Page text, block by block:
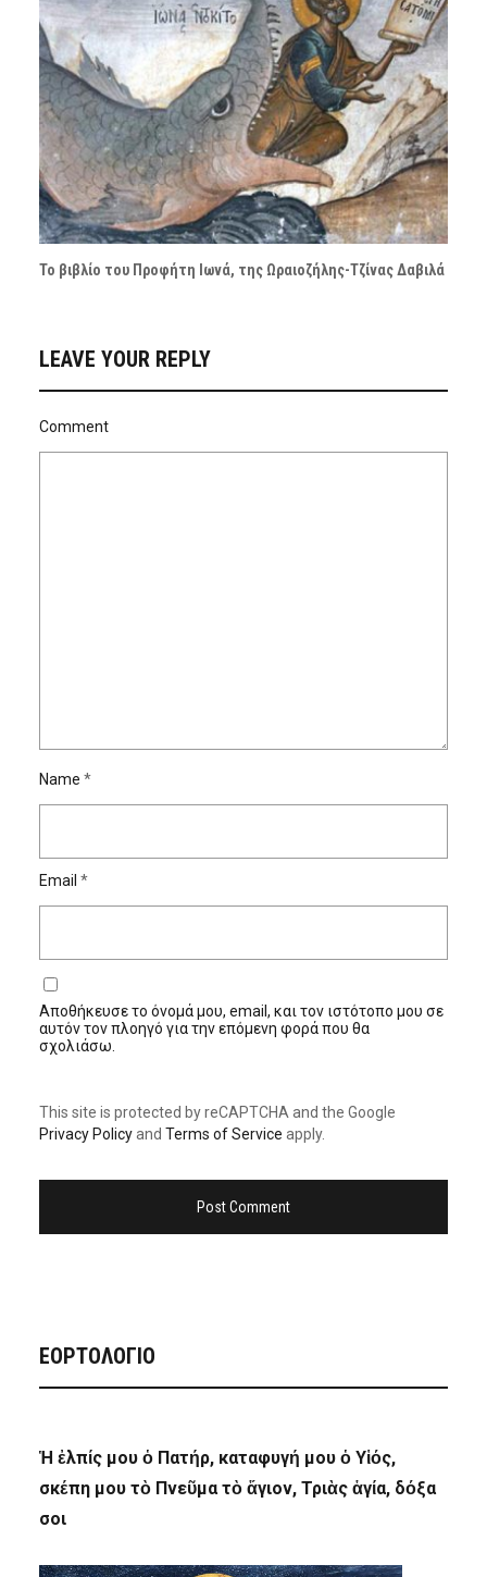
Το βιβλίο του Προφήτη Ιωνά, της Ωραιοζήλης-Τζίνας Δαβιλά
LEAVE YOUR REPLY
Comment
Name *
Email *
Αποθήκευσε το όνομά μου, email, και τον ιστότοπο μου σε
αυτόν τον πλοηγό για την επόμενη φορά που θα
σχολιάσω.
This site is protected by reCAPTCHA and the Google
Privacy Policyand Terms of Service apply.
ΕΟΡΤΟΛΟΓΙΟ
Ἡ ἐλπίς μου ὁ Πατήρ, καταφυγή μου ὁ Υἱός,
σκέπη μου τὸ Πνεῦμα τὸ ἅγιον, Τριὰς ἁγία, δόξα
σοι